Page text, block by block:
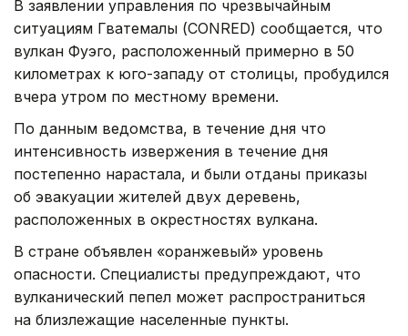
В заявлении управления по чрезвычайным
ситуациям Гватемалы (CONRED) сообщается, что
вулкан Фуэго, расположенный примерно в 50
километрах к юго-западу от столицы, пробудился
вчера утром по местному времени.
По данным ведомства, в течение дня что
интенсивность извержения в течение дня
постепенно нарастала, и были отданы приказы
об эвакуации жителей двух деревень,
расположенных в окрестностях вулкана.
В стране объявлен «оранжевый» уровень
опасности. Специалисты предупреждают, что
вулканический пепел может распространиться
на близлежащие населенные пункты.